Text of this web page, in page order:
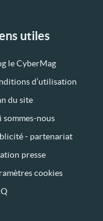
utiles
le CyberMag
d’utilisation
du site
sommes-nous
- partenariat
presse
cookies